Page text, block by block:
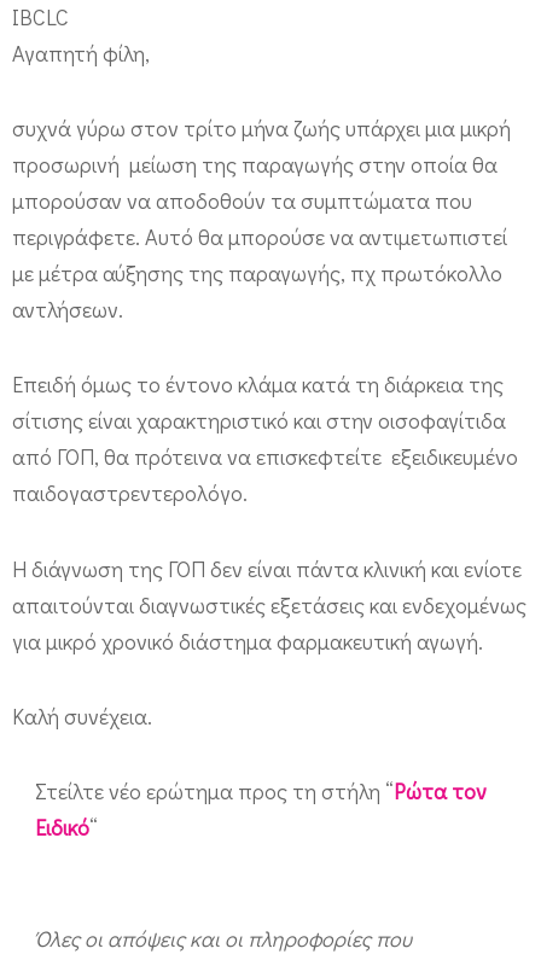
ε
ρ
;
IBCLC
Αγαπητή φίλη,
συχνά γύρω στον τρίτο μήνα ζωής υπάρχει μια μικρή
προσωρινή μείωση της παραγωγής στην οποία θα
μπορούσαν να αποδοθούν τα συμπτώματα που
περιγράφετε. Αυτό θα μπορούσε να αντιμετωπιστεί
με μέτρα αύξησης της παραγωγής, πχ πρωτόκολλο
αντλήσεων.
Επειδή όμως το έντονο κλάμα κατά τη διάρκεια της
σίτισης είναι χαρακτηριστικό και στην οισοφαγίτιδα
από ΓΟΠ, θα πρότεινα να επισκεφτείτε εξειδικευμένο
παιδογαστρεντερολόγο.
Η διάγνωση της ΓΟΠ δεν είναι πάντα κλινική και ενίοτε
απαιτούνται διαγνωστικές εξετάσεις και ενδεχομένως
για μικρό χρονικό διάστημα φαρμακευτική αγωγή.
Καλή συνέχεια.
Στείλτε νέο ερώτημα προς τη στήλη “Ρώτα τον
Ειδικό“
Όλες οι απόψεις και οι πληροφορίες που